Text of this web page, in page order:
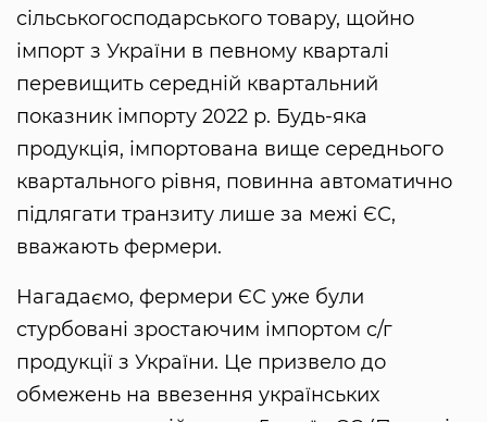
сільськогосподарського товару, щойно
імпорт з України в певному кварталі
перевищить середній квартальний
показник імпорту 2022 р. Будь-яка
продукція, імпортована вище середнього
квартального рівня, повинна автоматично
підлягати транзиту лише за межі ЄС,
вважають фермери.
Нагадаємо, фермери ЄС уже були
стурбовані зростаючим імпортом с/г
продукції з України. Це призвело до
обмежень на ввезення українських